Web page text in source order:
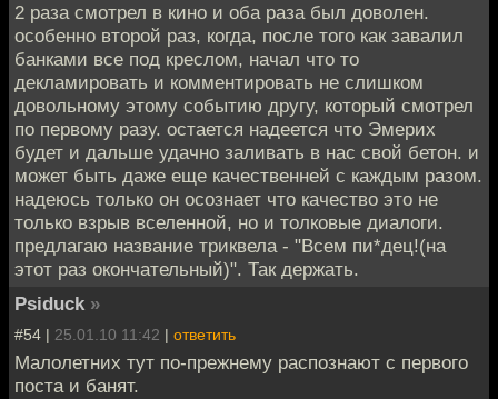
2 раза смотрел в кино и оба раза был доволен.
особенно второй раз, когда, после того как завалил
банками все под креслом, начал что то
декламировать и комментировать не слишком
довольному этому событию другу, который смотрел
по первому разу. остается надеется что Эмерих
будет и дальше удачно заливать в нас свой бетон. и
может быть даже еще качественней с каждым разом.
надеюсь только он осознает что качество это не
только взрыв вселенной, но и толковые диалоги.
предлагаю название триквела - "Всем пи*дец!(на
этот раз окончательный)". Так держать.
Psiduck »
#54 | 25.01.10 11:42 | ответить
Малолетних тут по-прежнему распознают с первого
поста и банят.